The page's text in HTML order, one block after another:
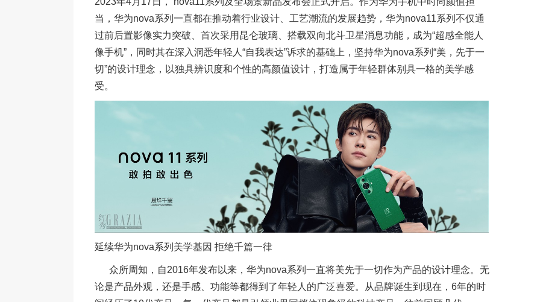
当，华为nova系列一直都在推动着行业设计、工艺潮流的发展趋势，华为nova11系列不仅通
过前后置影像实力突破、首次采用昆仑玻璃、搭载双向北斗卫星消息功能，成为“超感全能人
像手机”，同时其在深入洞悉年轻人“自我表达”诉求的基础上，坚持华为nova系列“美，先于一
切”的设计理念，以独具辨识度和个性的高颜值设计，打造属于年轻群体别具一格的美学感
受。
延续华为nova系列美学基因 拒绝千篇一律
众所周知，自2016年发布以来，华为nova系列一直将美先于一切作为产品的设计理念。无
论是产品外观，还是手感、功能等都得到了年轻人的广泛喜爱。从品牌诞生到现在，6年的时